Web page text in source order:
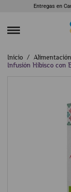
Entregas en
Inicio Alimentación
Infusión Hibisco con